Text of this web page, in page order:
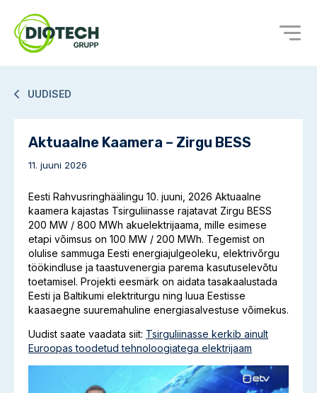
UUDISED
Aktuaalne Kaamera – Zirgu BESS
11. juuni 2026
Eesti Rahvusringhäälingu 10. juuni, 2026 Aktuaalne
kaamera kajastas Tsirguliinasse rajatavat Zirgu BESS
200 MW / 800 MWh akuelektrijaama, mille esimese
etapi võimsus on 100 MW / 200 MWh. Tegemist on
olulise sammuga Eesti energiajulgeoleku, elektrivõrgu
töökindluse ja taastuvenergia parema kasutuselevõtu
toetamisel. Projekti eesmärk on aidata tasakaalustada
Eesti ja Baltikumi elektriturgu ning luua Eestisse
kaasaegne suuremahuline energiasalvestuse võimekus.
Uudist saate vaadata siit: Tsirguliinasse kerkib ainult
Euroopas toodetud tehnoloogiatega elektrijaam